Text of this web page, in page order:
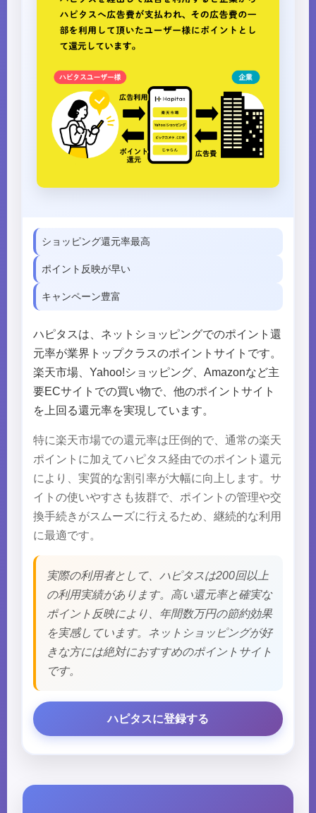
ショッピング還元率最高
ポイント反映が早い
キャンペーン豊富
ハピタスは、ネットショッピングでのポイント還
元率が業界トップクラスのポイントサイトです。
楽天市場、Yahoo!ショッピング、Amazonなど主
要ECサイトでの買い物で、他のポイントサイト
を上回る還元率を実現しています。
特に楽天市場での還元率は圧倒的で、通常の楽天
ポイントに加えてハピタス経由でのポイント還元
により、実質的な割引率が大幅に向上します。サ
イトの使いやすさも抜群で、ポイントの管理や交
換手続きがスムーズに行えるため、継続的な利用
に最適です。
実際の利用者として、ハピタスは200回以上
の利用実績があります。高い還元率と確実な
ポイント反映により、年間数万円の節約効果
を実感しています。ネットショッピングが好
きな方には絶対におすすめのポイントサイト
です。
ハピタスに登録する